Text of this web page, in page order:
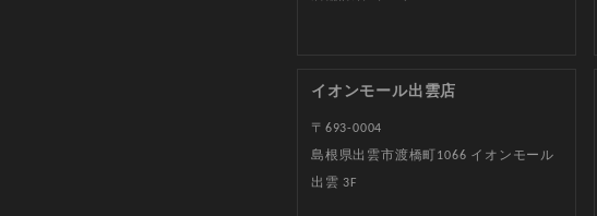
イオンモール出雲店
〒693-0004
島根県出雲市渡橋町1066 イオンモール
出雲 3F